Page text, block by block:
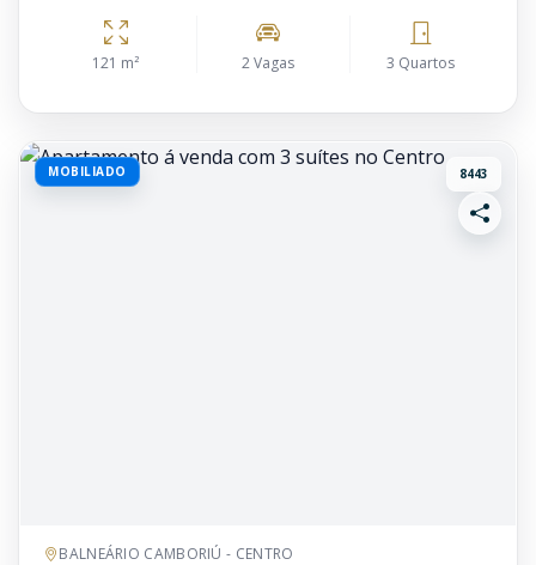
121 m² 2 Vagas 3 Quartos
MOBILIADO 8443
BALNEÁRIO CAMBORIÚ - CENTRO